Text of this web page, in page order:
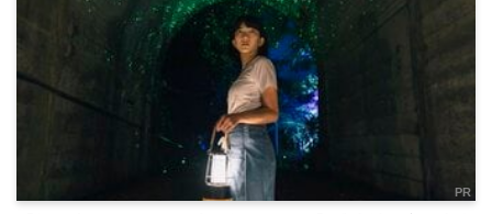
PR